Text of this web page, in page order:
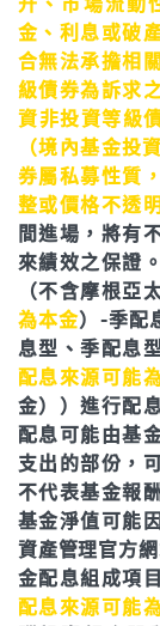
金、利息或破
合無法承擔相
級債券為訴求
資非投資等級
（境內基金投
券屬私募性質
整或價格不透
間進場，將有
來績效之保證
（不含摩根亞
為本金）-季配
息型、季配息
配息來源可能
金））進行配
配息可能由基
支出的部份，
不代表基金報
基金淨值可能
資產管理官方
金配息組成項
配息來源可能